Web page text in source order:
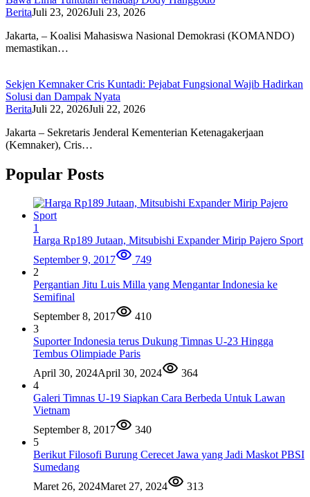
BeritaJuli 23, 2026Juli 23, 2026
Jakarta, – Koalisi Mahasiswa Nasional Demokrasi (KOMANDO)
memastikan…
Sekjen Kemnaker Cris Kuntadi: Pejabat Fungsional Wajib Hadirkan
Solusi dan Dampak Nyata
BeritaJuli 22, 2026Juli 22, 2026
Jakarta – Sekretaris Jenderal Kementerian Ketenagakerjaan
(Kemnaker), Cris…
Popular Posts
1
Harga Rp189 Jutaan, Mitsubishi Expander Mirip Pajero Sport
September 9, 2017
749
2
Pergantian Jitu Luis Milla yang Mengantar Indonesia ke
Semifinal
September 8, 2017
410
3
Suporter Indonesia terus Dukung Timnas U-23 Hingga
Tembus Olimpiade Paris
April 30, 2024April 30, 2024
364
4
Galeri Timnas U-19 Siapkan Cara Berbeda Untuk Lawan
Vietnam
September 8, 2017
340
5
Berikut Filosofi Burung Cerecet Jawa yang Jadi Maskot PBSI
Sumedang
Maret 26, 2024Maret 27, 2024 313